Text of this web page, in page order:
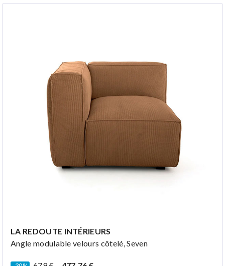
LA REDOUTE INTÉRIEURS
Angle modulable velours côtelé, Seven